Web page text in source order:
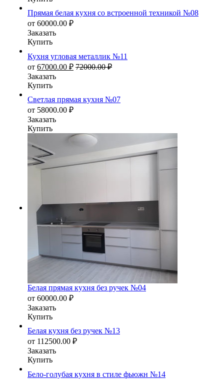
Прямая белая кухня со встроенной техникой №08
от 60000.00 ₽
Заказать
Купить
Кухня угловая металлик №11
от 67000.00 ₽ 72000.00₽
Заказать
Купить
Светлая прямая кухня №07
от 58000.00 ₽
Заказать
Купить
Белая прямая кухня без ручек №04
от 60000.00 ₽
Заказать
Купить
Белая кухня без ручек №13
от 112500.00 ₽
Заказать
Купить
Бело-голубая кухня в стиле фьюжн №14